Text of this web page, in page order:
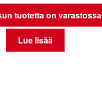
tuotetta on varastossa
Lue lisää